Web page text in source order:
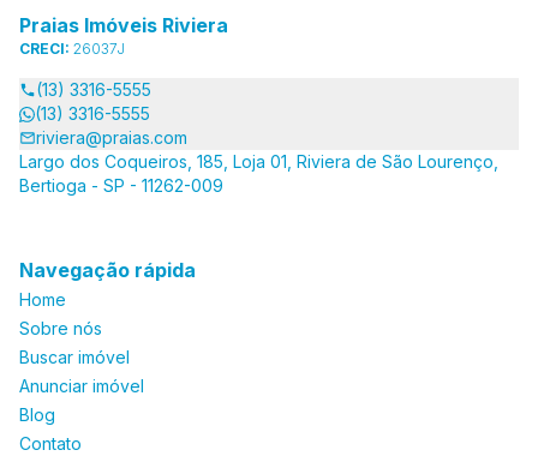
Praias Imóveis Riviera
CRECI: 26037J
(13) 3316-5555
(13) 3316-5555
riviera@praias.com
Largo dos Coqueiros, 185, Loja 01, Riviera de São Lourenço,
Bertioga - SP - 11262-009
Navegação rápida
Home
Sobre nós
Buscar imóvel
Anunciar imóvel
Blog
Contato